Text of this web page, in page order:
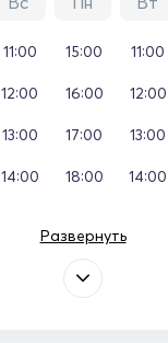
11:00
12:00
13:00
14:00
15:00
16:00
17:00
18:00
11:00
12:00
13:00
14:00
Развернуть